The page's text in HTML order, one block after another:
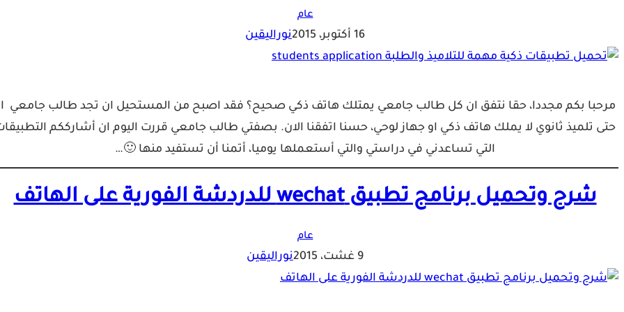
عام
16 أكتوبر، 2015 نوراليقين
مرحبا بكم مجددا، حقا نتفق ان كل طالب جامعي يمتلك هاتف ذكي صحيح؟ فقد اصبح من المستحيل ان تجد طالب جامعي
حتى تلميذ ثانوي لا يملك هاتف ذكي او جهاز لوحي، حسنا اتفقنا الان. بصفتي طالب جامعي قررت اليوم ان أشارككم
التي تساعدني في دراستي والتي أستعملها يوميا، أتمنا أن تستفيد منها 🙂…
شرح وتحميل برنامج تطبيق wechat للدردشة الفورية على الهاتف
عام
9 غشت، 2015 نوراليقين